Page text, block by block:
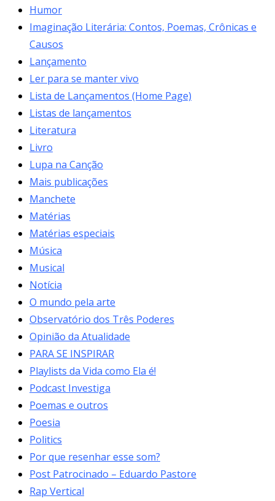
Humor
Imaginação Literária: Contos, Poemas, Crônicas e
Causos
Lançamento
Ler para se manter vivo
Lista de Lançamentos (Home Page)
Listas de lançamentos
Literatura
Livro
Lupa na Canção
Mais publicações
Manchete
Matérias
Matérias especiais
Música
Musical
Notícia
O mundo pela arte
Observatório dos Três Poderes
Opinião da Atualidade
PARA SE INSPIRAR
Playlists da Vida como Ela é!
Podcast Investiga
Poemas e outros
Poesia
Politics
Por que resenhar esse som?
Post Patrocinado – Eduardo Pastore
Rap Vertical